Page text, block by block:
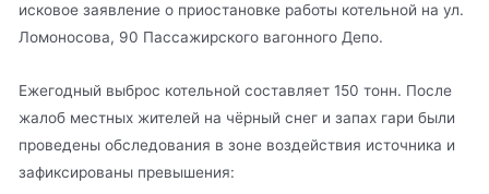
исковое заявление о приостановке работы котельной на ул.
Ломоносова, 90 Пассажирского вагонного Депо.
Ежегодный выброс котельной составляет 150 тонн. После
жалоб местных жителей на чёрный снег и запах гари были
проведены обследования в зоне воздействия источника и
зафиксированы превышения: